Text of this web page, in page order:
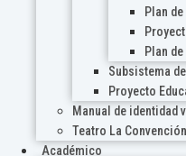
Plan
Plan
Subsistema
Proyecto
Manual de identidad
Teatro La Convención
Académico